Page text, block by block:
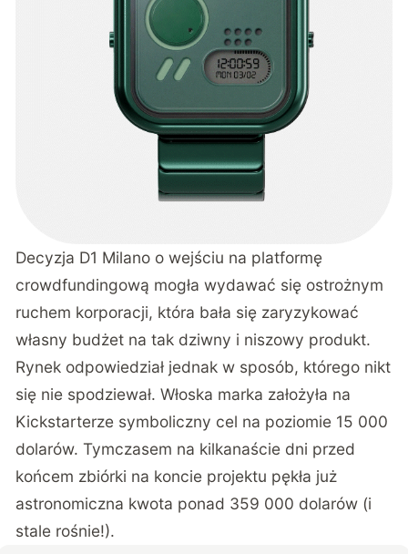
Decyzja D1 Milano o wejściu na platformę
crowdfundingową mogła wydawać się ostrożnym
ruchem korporacji, która bała się zaryzykować
własny budżet na tak dziwny i niszowy produkt.
Rynek odpowiedział jednak w sposób, którego nikt
się nie spodziewał. Włoska marka założyła na
Kickstarterze symboliczny cel na poziomie 15 000
dolarów. Tymczasem na kilkanaście dni przed
końcem zbiórki na koncie projektu pękła już
astronomiczna kwota ponad 359 000 dolarów (i
stale rośnie!).